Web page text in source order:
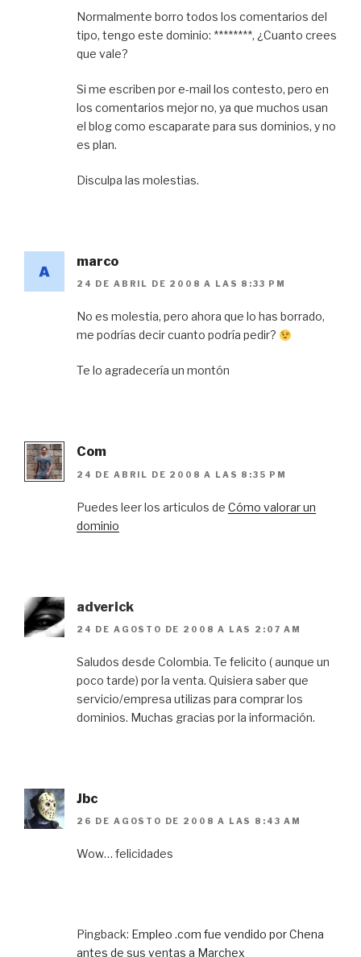
Normalmente borro todos los comentarios del
tipo, tengo este dominio: ********, ¿Cuanto crees
que vale?
Si me escriben por e-mail los contesto, pero en
los comentarios mejor no, ya que muchos usan
el blog como escaparate para sus dominios, y no
es plan.
Disculpa las molestias.
marco
24 DE ABRIL DE 2008 A LAS 8:33 PM
No es molestia, pero ahora que lo has borrado,
me podrías decir cuanto podría pedir?
Te lo agradecería un montón
Com
24 DE ABRIL DE 2008 A LAS 8:35 PM
Puedes leer los articulos de Cómo valorar un
dominio
adverick
24 DE AGOSTO DE 2008 A LAS 2:07 AM
Saludos desde Colombia. Te felicito ( aunque un
poco tarde) por la venta. Quisiera saber que
servicio/empresa utilizas para comprar los
dominios. Muchas gracias por la información.
Jbc
26 DE AGOSTO DE 2008 A LAS 8:43 AM
Wow… felicidades
Pingback: Empleo .com fue vendido por Chena
antes de sus ventas a Marchex